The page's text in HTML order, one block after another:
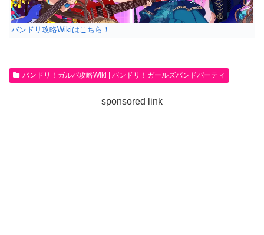
バンドリ攻略Wikiはこちら！
バンドリ！ガルパ攻略Wiki | バンドリ！ガールズバンドパーティ
sponsored link